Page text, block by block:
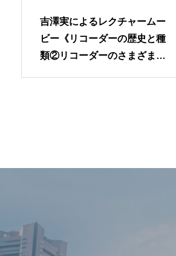
吉澤実によるレクチャームー
ビー《リコーダーの歴史と種
類②リコーダーのさまざまな